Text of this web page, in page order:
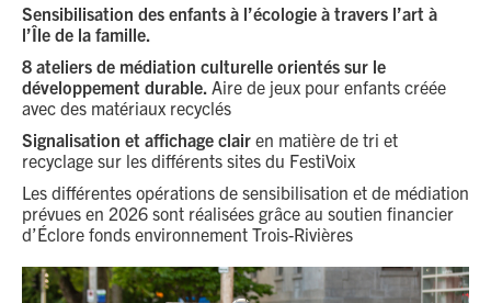
Sensibilisation des enfants à l’écologie à travers l’art à
l’Île de la famille.
8 ateliers de médiation culturelle orientés sur le
développement durable. Aire de jeux pour enfants créée
avec des matériaux recyclés
Signalisation et affichage clair en matière de tri et
recyclage sur les différents sites du FestiVoix
Les différentes opérations de sensibilisation et de médiation
prévues en 2026 sont réalisées grâce au soutien financier
d’Éclore fonds environnement Trois-Rivières